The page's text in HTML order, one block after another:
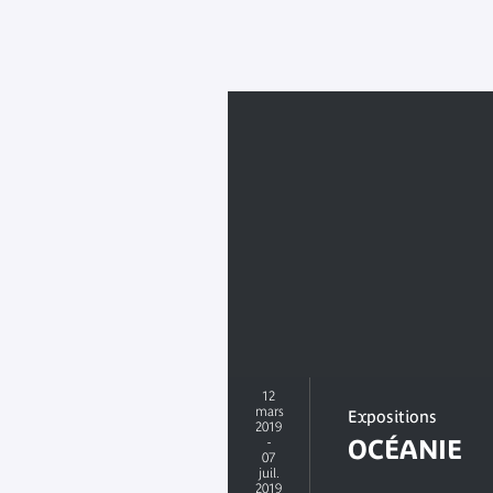
12
mars
2019
-
07
juil.
2019
Expositions
OCÉANIE